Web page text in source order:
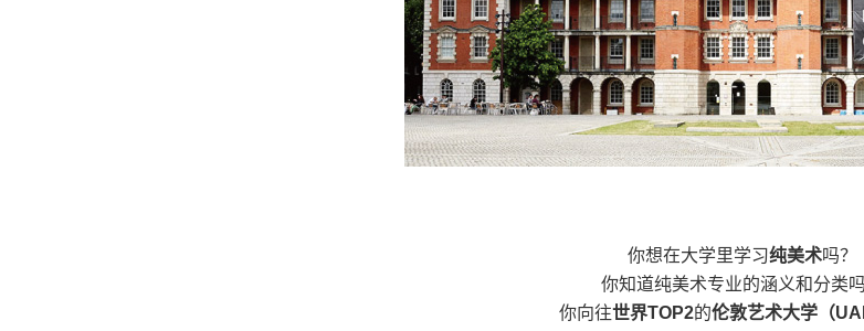
你想在大学里学习纯美术吗？
你知道纯美术专业的涵义和分类吗
你向往世界TOP2的伦敦艺术大学（